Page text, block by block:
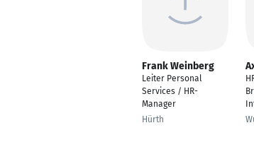
Frank Weinberg
Leiter Personal
Services / HR-
Manager
Hürth